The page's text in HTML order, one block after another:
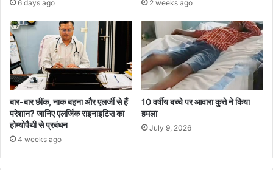
6 days ago 2 weeks ago
बार-बार छींक, नाक बहना और एलर्जी से हैं
परेशान? जानिए एलर्जिक राइनाइटिस का
होम्योपैथी से प्रबंधन
4 weeks ago
10 वर्षीय बच्चे पर आवारा कुत्ते ने किया
हमला
July 9, 2026